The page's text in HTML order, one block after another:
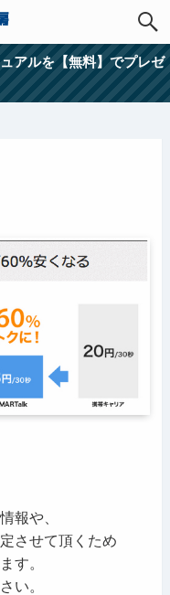
アルを【無料】でプレゼ
報や、
させて頂くため
す。
い。